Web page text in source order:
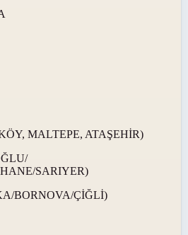
MALTEPE, ATAŞEHİR)
SARIYER)
BORNOVA/ÇİĞLİ)